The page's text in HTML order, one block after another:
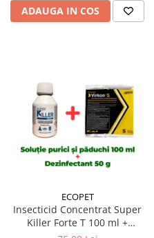
ADAUGA IN COS
ECOPET
Insecticid Concentrat Super
Killer Forte T 100 ml +